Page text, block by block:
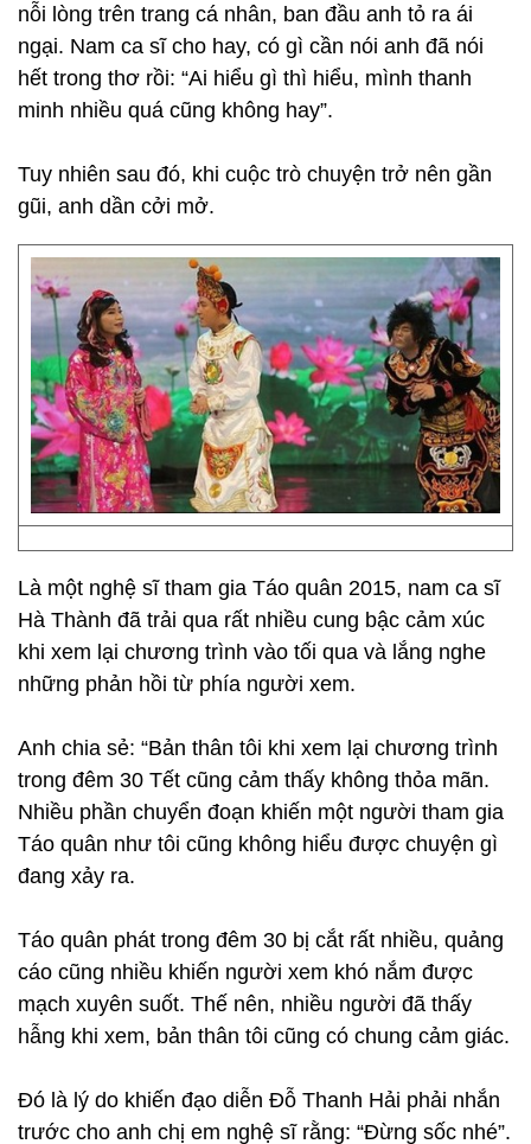
nỗi lòng trên trang cá nhân, ban đầu anh tỏ ra ái
ngại. Nam ca sĩ cho hay, có gì cần nói anh đã nói
hết trong thơ rồi: “Ai hiểu gì thì hiểu, mình thanh
minh nhiều quá cũng không hay”.
Tuy nhiên sau đó, khi cuộc trò chuyện trở nên gần
gũi, anh dần cởi mở.
Là một nghệ sĩ tham gia Táo quân 2015, nam ca sĩ
Hà Thành đã trải qua rất nhiều cung bậc cảm xúc
khi xem lại chương trình vào tối qua và lắng nghe
những phản hồi từ phía người xem.
Anh chia sẻ: “Bản thân tôi khi xem lại chương trình
trong đêm 30 Tết cũng cảm thấy không thỏa mãn.
Nhiều phần chuyển đoạn khiến một người tham gia
Táo quân như tôi cũng không hiểu được chuyện gì
đang xảy ra.
Táo quân phát trong đêm 30 bị cắt rất nhiều, quảng
cáo cũng nhiều khiến người xem khó nắm được
mạch xuyên suốt. Thế nên, nhiều người đã thấy
hẫng khi xem, bản thân tôi cũng có chung cảm giác.
Đó là lý do khiến đạo diễn Đỗ Thanh Hải phải nhắn
trước cho anh chị em nghệ sĩ rằng: “Đừng sốc nhé”.